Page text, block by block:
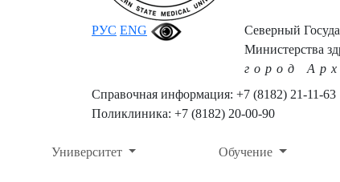
РУС ENG
Северный
Министерства
город
Справочная информация: +7 (8182) 21-11-63
Поликлиника: +7 (8182) 20-00-90
Университет Обучение